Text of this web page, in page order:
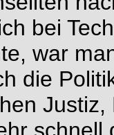
bei
war
die